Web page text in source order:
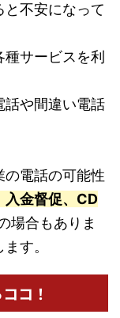
不安になって
サービスを利
話や間違い電話
の電話の可能性
入金督促、CD
場合もありま
す。
コ！